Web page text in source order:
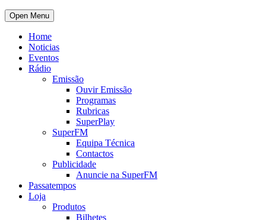
Open Menu
Home
Noticias
Eventos
Rádio
Emissão
Ouvir Emissão
Programas
Rubricas
SuperPlay
SuperFM
Equipa Técnica
Contactos
Publicidade
Anuncie na SuperFM
Passatempos
Loja
Produtos
Bilhetes